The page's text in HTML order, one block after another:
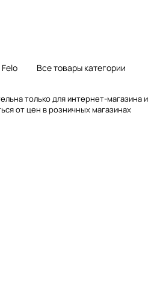
Все товары категории
только для интернет-магазина и
от цен в розничных магазинах